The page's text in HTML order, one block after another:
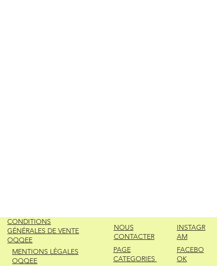
INSTAGR
AM
FACEBO
OK
NOUS
CONTACTER
PAGE
CATEGORIES
CONDITIONS
GÉNÉRALES DE VENTE
OQQEE
MENTIONS LÉGALES
OQQEE